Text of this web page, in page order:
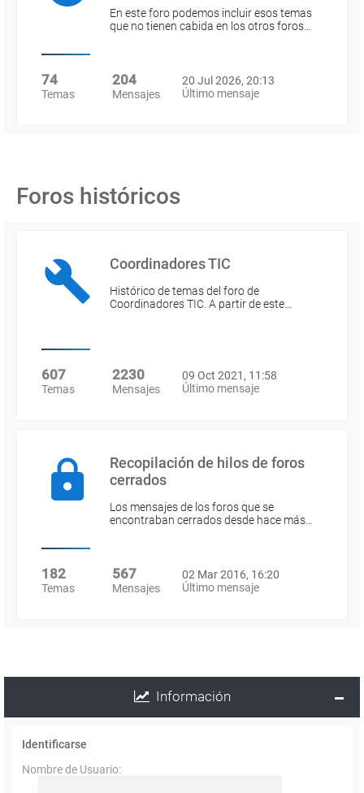
En este foro podemos incluir esos temas
que no tienen cabida en los otros foros…
74
Temas
204
Mensajes
20 Jul 2026, 20:13
Último mensaje
Foros históricos
Coordinadores TIC
Histórico de temas del foro de
Coordinadores TIC. A partir de este…
607
Temas
2230
Mensajes
09 Oct 2021, 11:58
Último mensaje
Recopilación de hilos de foros
cerrados
Los mensajes de los foros que se
encontraban cerrados desde hace más…
182
Temas
567
Mensajes
02 Mar 2016, 16:20
Último mensaje
Información
Identificarse
Nombre de Usuario: